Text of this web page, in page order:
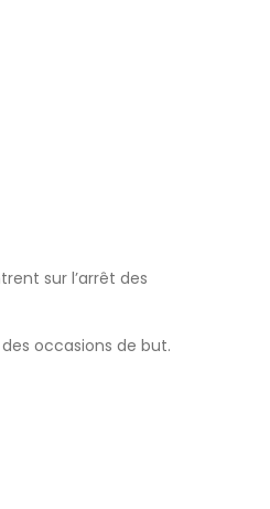
sur l’arrêt des
occasions de but.